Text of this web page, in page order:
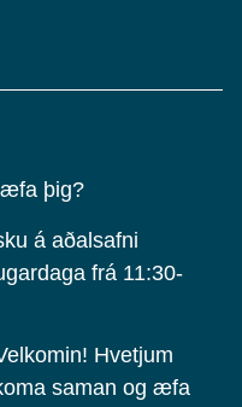
æfa þig?
á aðalsafni
frá 11:30-
Hvetjum
saman og æfa